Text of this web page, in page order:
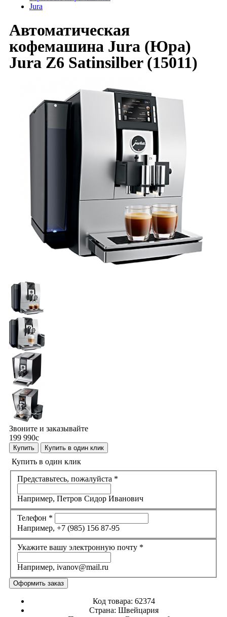
Jura
Автоматическая
кофемашина Jura (Юра)
Jura Z6 Satinsilber (15011)
Звоните и заказывайте
199 990c
Купить Купить в один клик
Купить в один клик
Представьтесь, пожалуйста *
Например, Петров Сидор Иванович
Телефон *
Например, +7 (985) 156 87-95
Укажите вашу электронную почту *
Например, ivanov@mail.ru
Код товара: 62374
Страна: Швейцария